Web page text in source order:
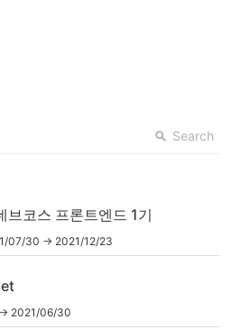
Search
브코스 프론트엔드 1기
07/30 → 2021/12/23
2021/06/30